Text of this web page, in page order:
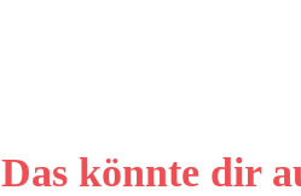
Das könnte dir